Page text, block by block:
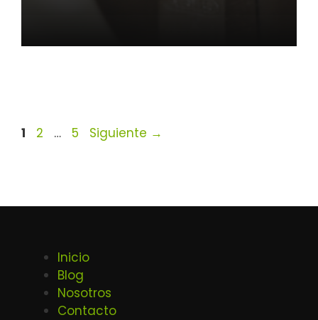
Página
1 Página
2 … Página
5 Siguiente →
Inicio
Blog
Nosotros
Contacto